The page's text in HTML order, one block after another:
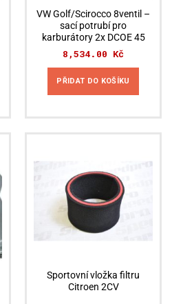
VW Golf/Scirocco 8ventil –
sací potrubí pro
karburátory 2x DCOE 45
8,534.00 Kč
PŘIDAT DO KOŠÍKU
Sportovní vložka filtru
Citroen 2CV